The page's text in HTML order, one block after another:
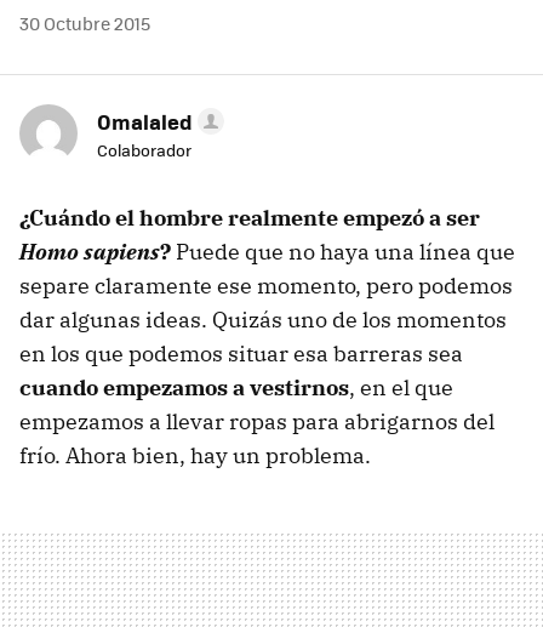
30 Octubre 2015
Omalaled
Colaborador
¿Cuándo el hombre realmente empezó a ser
Homo sapiens? Puede que no haya una línea que
separe claramente ese momento, pero podemos
dar algunas ideas. Quizás uno de los momentos
en los que podemos situar esa barreras sea
cuando empezamos a vestirnos, en el que
empezamos a llevar ropas para abrigarnos del
frío. Ahora bien, hay un problema.